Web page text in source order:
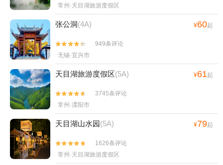
常州·天目湖旅游度假区
张公洞(4A) ¥60起


949条评论
无锡·宜兴市
天目湖旅游度假区(5A) ¥61起


3745条评论
常州·溧阳市
天目湖山水园(5A) ¥79起


1626条评论
常州·天目湖旅游度假区